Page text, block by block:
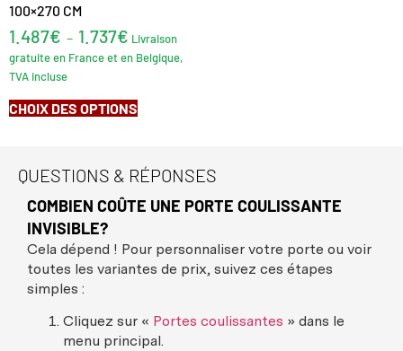
100×270 CM
1.487€ – 1.737€ Livraison
gratuite en France et en Belgique,
TVA incluse
CHOIX DES OPTIONS
QUESTIONS & RÉPONSES
COMBIEN COÛTE UNE PORTE COULISSANTE
INVISIBLE?
Cela dépend ! Pour personnaliser votre porte ou voir
toutes les variantes de prix, suivez ces étapes
simples :
Cliquez sur « Portes coulissantes » dans le
menu principal.